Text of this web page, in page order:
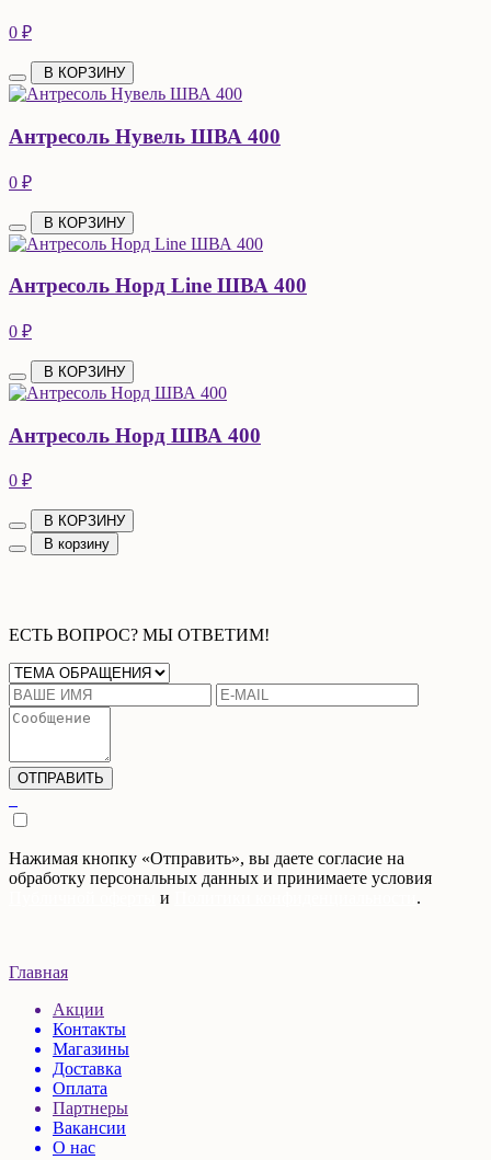
0 ₽
В КОРЗИНУ
Антресоль Нувель ШВА 400
0 ₽
В КОРЗИНУ
Антресоль Норд Line ШВА 400
0 ₽
В КОРЗИНУ
Антресоль Норд ШВА 400
0 ₽
В КОРЗИНУ
В корзину
ЕСТЬ ВОПРОС? МЫ ОТВЕТИМ!
Нажимая кнопку «Отправить», вы даете согласие на
обработку персональных данных и принимаете условия
и .
Главная
Акции
Контакты
Магазины
Доставка
Оплата
Партнеры
Вакансии
О нас